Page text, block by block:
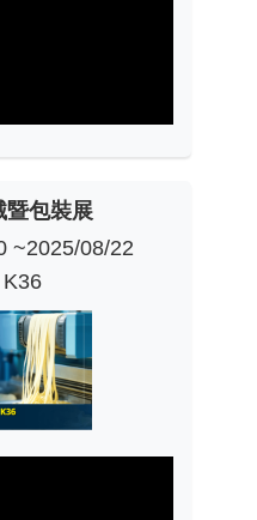
暨包裝展
~2025/08/22